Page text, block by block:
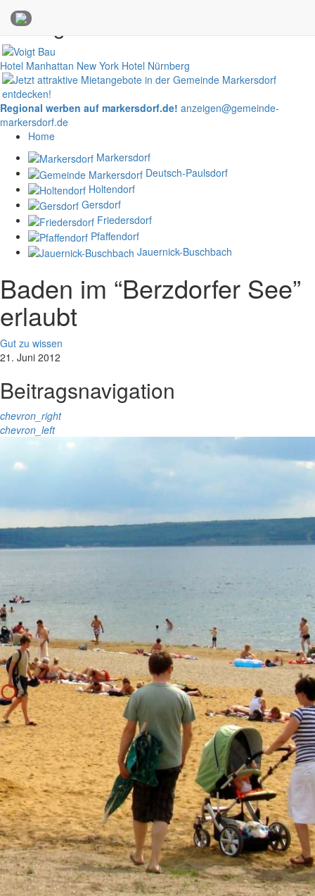
Anzeigen
Hotel Manhattan New York Hotel Nürnberg
Regional werben auf markersdorf.de! anzeigen@gemeinde-
markersdorf.de
Home
Markersdorf
Deutsch-Paulsdorf
Holtendorf
Gersdorf
Friedersdorf
Pfaffendorf
Jauernick-Buschbach
Baden im “Berzdorfer See”
erlaubt
Gut zu wissen
21. Juni 2012
Beitragsnavigation
chevron_right
chevron_left